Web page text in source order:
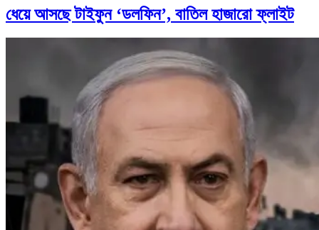
ধেয়ে আসছে টাইফুন ‘ডলফিন’, বাতিল হাজারো ফ্লাইট